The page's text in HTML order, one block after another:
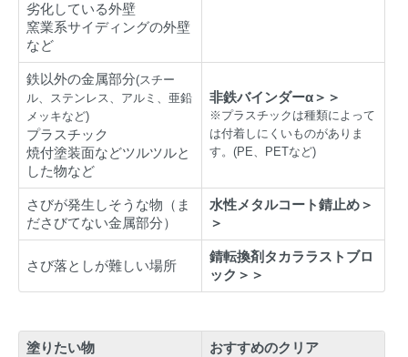
劣化している外壁
窯業系サイディングの外壁
など
鉄以外の金属部分(スチー
ル、ステンレス、アルミ、亜鉛
メッキなど)
プラスチック
焼付塗装面などツルツルと
した物など
非鉄バインダーα＞＞
※プラスチックは種類によって
は付着しにくいものがありま
す。(PE、PETなど)
さびが発生しそうな物（ま
ださびてない金属部分）
水性メタルコート錆止め＞
＞
さび落としが難しい場所
錆転換剤タカララストブロ
ック＞＞
塗りたい物 おすすめのクリア